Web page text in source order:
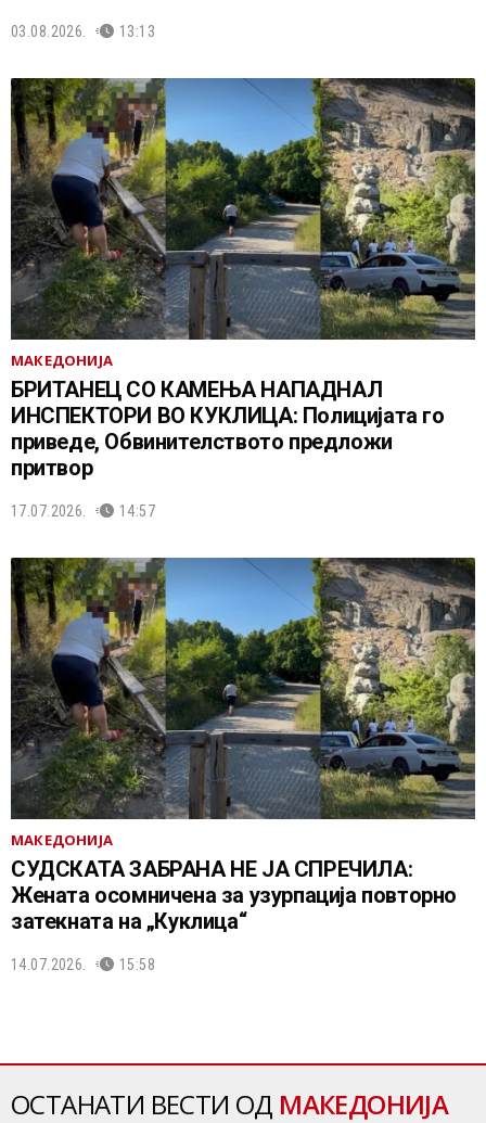
03.08.2026. 13:13
МАКЕДОНИЈА
БРИТАНЕЦ СО КАМЕЊА НАПАДНАЛ
ИНСПЕКТОРИ ВО КУКЛИЦА: Полицијата го
приведе, Обвинителството предложи
притвор
17.07.2026. 14:57
МАКЕДОНИЈА
СУДСКАТА ЗАБРАНА НЕ ЈА СПРЕЧИЛА:
Жената осомничена за узурпација повторно
затекната на „Куклица“
14.07.2026. 15:58
ОСТАНАТИ ВЕСТИ ОД МАКЕДОНИЈА